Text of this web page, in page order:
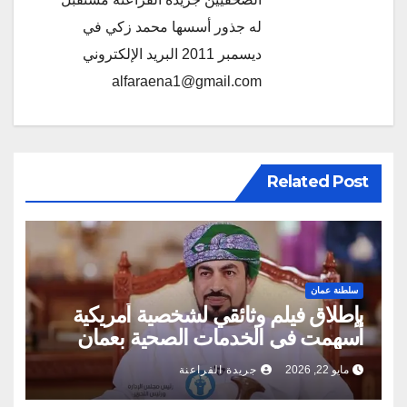
له جذور أسسها محمد زكي في
ديسمبر 2011 البريد الإلكتروني
alfaraena1@gmail.com
Related Post
سلطنة عمان
بإطلاق فيلم وثائقي لشخصية أمريكية
أسهمت في الخدمات الصحية بعمان
مايو 22, 2026 جريدة الفراعنة